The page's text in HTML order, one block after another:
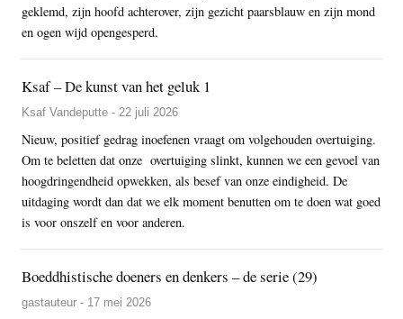
geklemd, zijn hoofd achterover, zijn gezicht paarsblauw en zijn mond
en ogen wijd opengesperd.
Ksaf – De kunst van het geluk 1
Ksaf Vandeputte - 22 juli 2026
Nieuw, positief gedrag inoefenen vraagt om volgehouden overtuiging.
Om te beletten dat onze overtuiging slinkt, kunnen we een gevoel van
hoogdringendheid opwekken, als besef van onze eindigheid. De
uitdaging wordt dan dat we elk moment benutten om te doen wat goed
is voor onszelf en voor anderen.
Boeddhistische doeners en denkers – de serie (29)
gastauteur - 17 mei 2026